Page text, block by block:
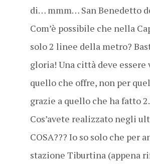
di… mmm… San Benedetto
Com’è possibile che nella
solo 2 linee della metro?
gloria! Una città deve essere
quello che offre, non per
grazie a quello che ha fatto
Cos’avete realizzato negli
COSA??? Io so solo che per
stazione Tiburtina (appena